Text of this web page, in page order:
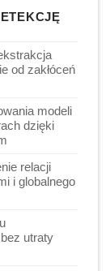
od zakłóceń
modeli
dzięki
relacji
i globalnego
utraty